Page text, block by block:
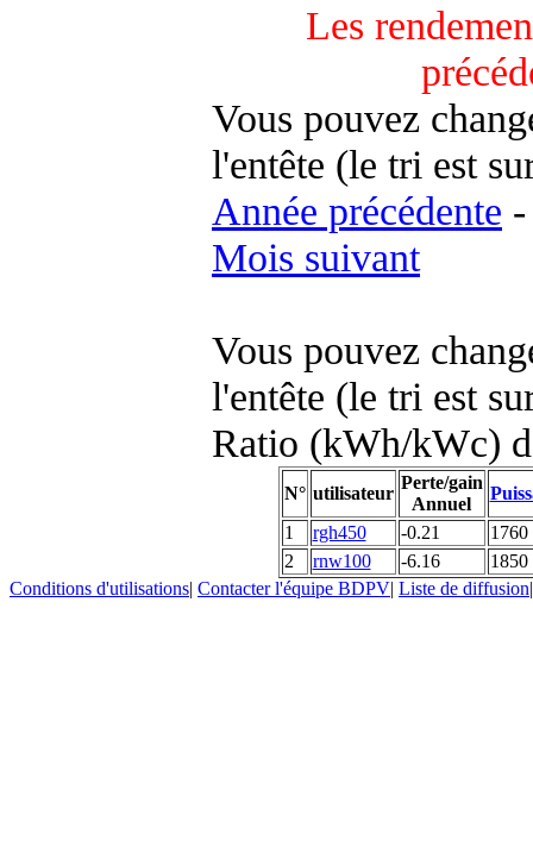
Les
Vous pouvez
l'entête (le tri est
Année précédente -
Mois suivant
Vous pouvez
l'entête (le tri est
Ratio (kWh/kWc)
N° utilisateur
Perte/gain
Annuel
1
rgh450 -0.21
1760
2
rnw100 -6.16
1850
Conditions d'utilisations| Contacter l'équipe BDPV| Liste de diffusion